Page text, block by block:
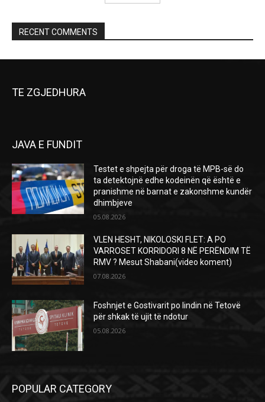
RECENT COMMENTS
TE ZGJEDHURA
JAVA E FUNDIT
Testet e shpejta për droga të MPB-së do
ta detektojnë edhe kodeinën që është e
pranishme në barnat e zakonshme kundër
dhimbjeve
05.08.2026
VLEN HESHT, NIKOLOSKI FLET: A PO
VARROSET KORRIDORI 8 NË PERËNDIM TË
RMV ? Mesut Shabani(video koment)
07.08.2026
Foshnjet e Gostivarit po lindin në Tetovë
për shkak të ujit të ndotur
05.08.2026
POPULAR CATEGORY